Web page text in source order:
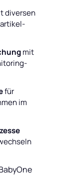
diversen
mit
für
im